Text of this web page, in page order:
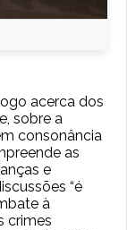
acerca dos
sobre a
consonância
as
e
“é
à
crimes